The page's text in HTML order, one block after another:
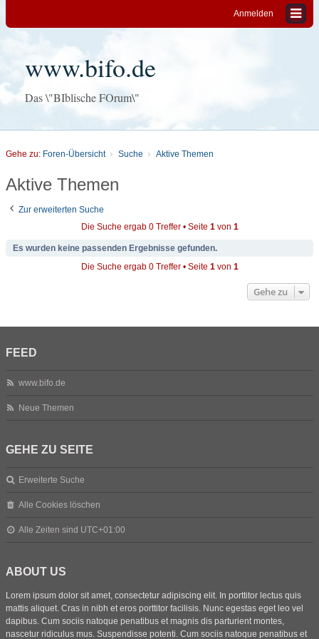
Anmelden
www.bifo.de
Das \"BIblische FOrum\"
Gehe zu: Foren-Übersicht Suche Aktive Themen
Aktive Themen
Zur erweiterten Suche
Die Suche ergab 0 Treffer • Seite 1von 1
Es wurden keine passenden Ergebnisse gefunden.
Die Suche ergab 0 Treffer • Seite 1von 1
Gehe zu
FEED
www.bifo.de
Neue Themen
GEHE ZU SEITE
Erweiterte Suche
Alle Cookies löschen
Alle Zeiten sind UTC+01:00
ABOUT US
Lorem ipsum dolor sit amet, consectetur adipiscing elit. In porttitor lectus quis
mattis aliquet. Cras in nibh et eros porttitor facilisis. Nunc egestas eget leo vel
dapibus. Cum sociis natoque penatibus et magnis dis parturient montes,
nascetur ridiculus mus. Suspendisse potenti. Cum sociis natoque penatibus et